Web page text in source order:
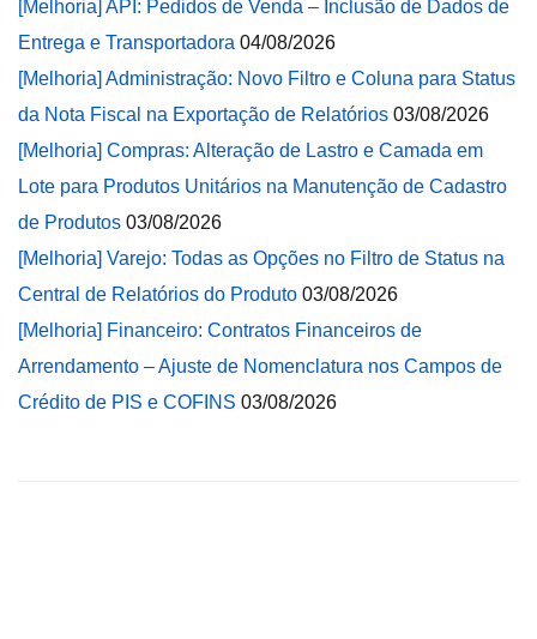
[Melhoria] API: Pedidos de Venda – Inclusão de Dados de
Entrega e Transportadora 04/08/2026
[Melhoria] Administração: Novo Filtro e Coluna para Status
da Nota Fiscal na Exportação de Relatórios 03/08/2026
[Melhoria] Compras: Alteração de Lastro e Camada em
Lote para Produtos Unitários na Manutenção de Cadastro
de Produtos 03/08/2026
[Melhoria] Varejo: Todas as Opções no Filtro de Status na
Central de Relatórios do Produto 03/08/2026
[Melhoria] Financeiro: Contratos Financeiros de
Arrendamento – Ajuste de Nomenclatura nos Campos de
Crédito de PIS e COFINS 03/08/2026